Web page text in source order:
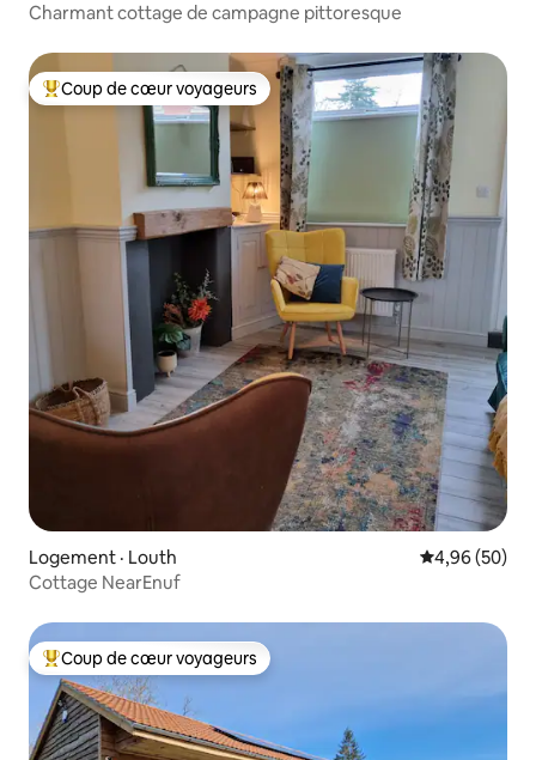
Charmant cottage de campagne pittoresque
Coup de cœur voyageurs parmi les plus aimés
Coup de cœur voyageurs
Logement · Louth Note
4,96 (50)
Cottage NearEnuf
Coup de cœur voyageurs parmi les plus aimés
Coup de cœur voyageurs